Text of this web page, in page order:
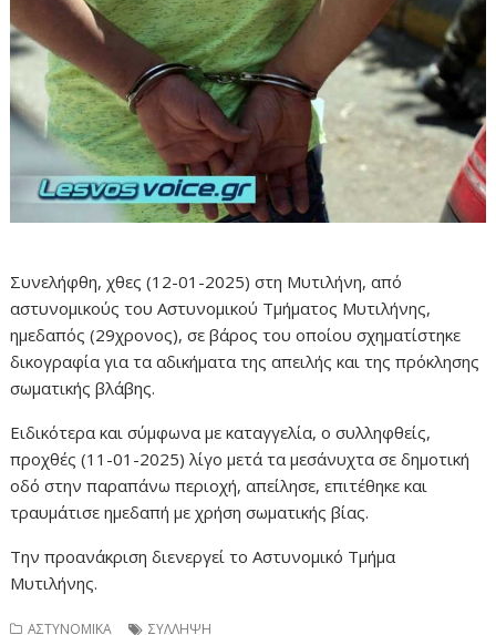
Συνελήφθη, χθες (12-01-2025) στη Μυτιλήνη, από
αστυνομικούς του Αστυνομικού Τμήματος Μυτιλήνης,
ημεδαπός (29χρονος), σε βάρος του οποίου σχηματίστηκε
δικογραφία για τα αδικήματα της απειλής και της πρόκλησης
σωματικής βλάβης.
Ειδικότερα και σύμφωνα με καταγγελία, ο συλληφθείς,
προχθές (11-01-2025) λίγο μετά τα μεσάνυχτα σε δημοτική
οδό στην παραπάνω περιοχή, απείλησε, επιτέθηκε και
τραυμάτισε ημεδαπή με χρήση σωματικής βίας.
Την προανάκριση διενεργεί το Αστυνομικό Τμήμα
Μυτιλήνης.
ΑΣΤΥΝΟΜΙΚΑ ΣΥΛΛΗΨΗ